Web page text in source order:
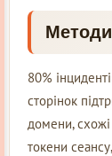
80%
сторінок
домени,
токени